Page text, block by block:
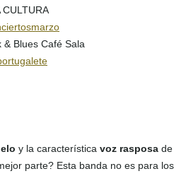
& Blues Café Sala
y la característica voz rasposa de
parte? Esta banda no es para los